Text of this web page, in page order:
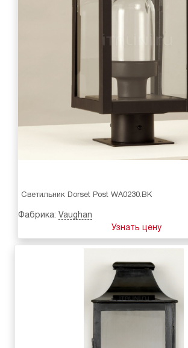
Светильник Dorset Post WA0230.BK
Фабрика: Vaughan
Узнать цену